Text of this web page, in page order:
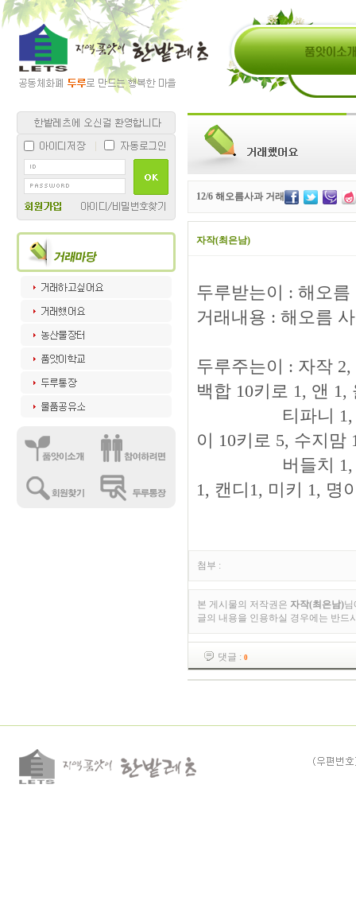
12/6 해오름사과 거래
자작(최은남)
두루받는이 : 해오름
거래내용 : 해오름
두루주는이 : 자작
백합 10키로 1, 앤 1,
티파니 1, 나무
이 10키로 5, 수지맘
버들치 1, 도깨
1, 캔디1, 미키 1, 명
첨부 :
본 게시물의 저작권은 자작(최은남)님
글의 내용을 인용하실 경우에는 반드
댓글 : 0